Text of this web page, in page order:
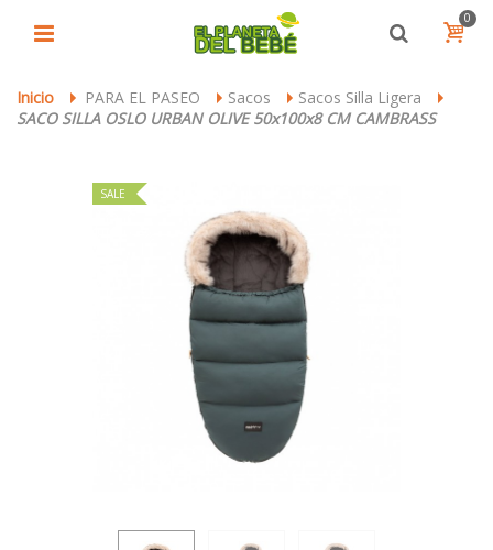
0
Inicio > PARA EL PASEO > Sacos > Sacos Silla Ligera >
SACO SILLA OSLO URBAN OLIVE 50x100x8 CM CAMBRASS
SALE